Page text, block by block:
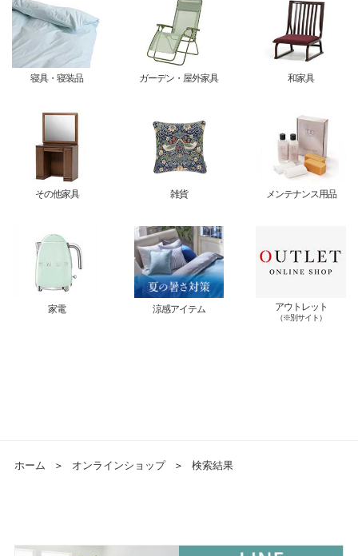
寝具・寝装品 ガーデン・屋外家具 和家具
その他家具 雑貨 メンテナンス用品
家電 涼感アイテム アウトレット
（※別サイト）
ホーム ＞ オンラインショップ ＞ 検索結果